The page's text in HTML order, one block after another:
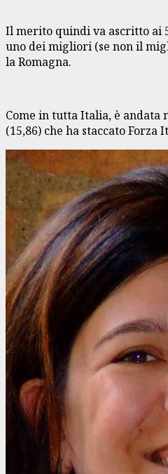
Il merito quindi va ascritto ai
uno dei migliori (se non il
la Romagna.
Come in tutta Italia, è andata
(15,86) che ha staccato Forza